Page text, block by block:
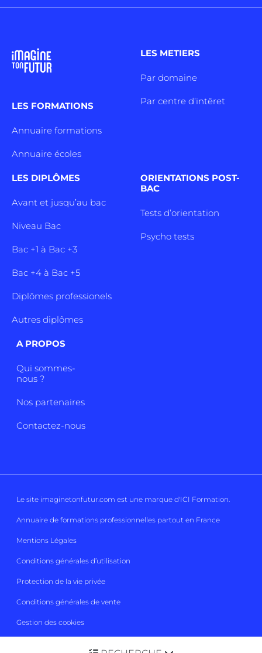
LES FORMATIONS
Annuaire formations
Annuaire écoles
LES METIERS
Par domaine
Par centre d’intêret
LES DIPLÔMES
Avant et jusqu’au bac
Niveau Bac
Bac +1 à Bac +3
Bac +4 à Bac +5
Diplômes professionels
Autres diplômes
ORIENTATIONS POST-
BAC
Tests d’orientation
Psycho tests
A PROPOS
Qui sommes-
nous ?
Nos partenaires
Contactez-nous
Le site imaginetonfutur.com est une marque d'ICI Formation.
Annuaire de formations professionnelles partout en France
Mentions Légales
Conditions générales d’utilisation
Protection de la vie privée
Conditions générales de vente
Gestion des cookies
Imaginetonfutur 2026 Tous droits réservés